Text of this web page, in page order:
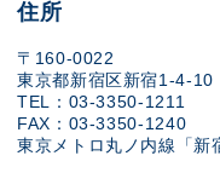
住所
〒160-0022
東京都新宿区新宿1-4-10
TEL：03-3350-1211
FAX：03-3350-1240
東京メトロ丸ノ内線「新